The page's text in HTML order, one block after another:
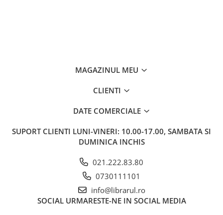
MAGAZINUL MEU
CLIENTI
DATE COMERCIALE
SUPORT CLIENTI LUNI-VINERI: 10.00-17.00, SAMBATA SI
DUMINICA INCHIS
021.222.83.80
0730111101
info@librarul.ro
SOCIAL URMARESTE-NE IN SOCIAL MEDIA